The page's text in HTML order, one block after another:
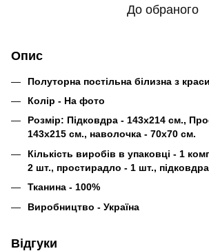
До обраного
Опис
Полуторна постільна білизна з
Колір - На фото
Розмір: Підковдра - 143х214 см.,
143х215 см., наволочка - 70х70 см.
Кількість виробів в упаковці - 1
2 шт., простирадло - 1 шт.,
Тканина - 100%
Виробництво - Україна
Відгуки